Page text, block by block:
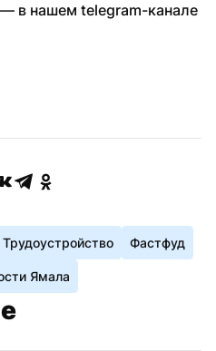
Трудоустройство Фастфуд
Ямала